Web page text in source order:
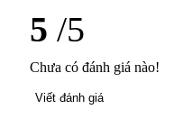
5 /5
Chưa có đánh giá nào!
Viết đánh giá